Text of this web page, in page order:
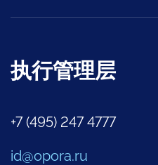
执行管理层
+7 (495) 247 4777
id@opora.ru